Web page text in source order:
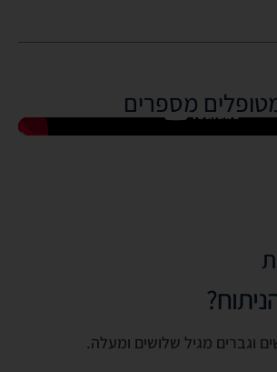
מספרים
וגברים מגיל שלושים ומעלה.